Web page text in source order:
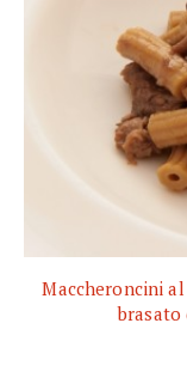
Maccheroncini
brasato